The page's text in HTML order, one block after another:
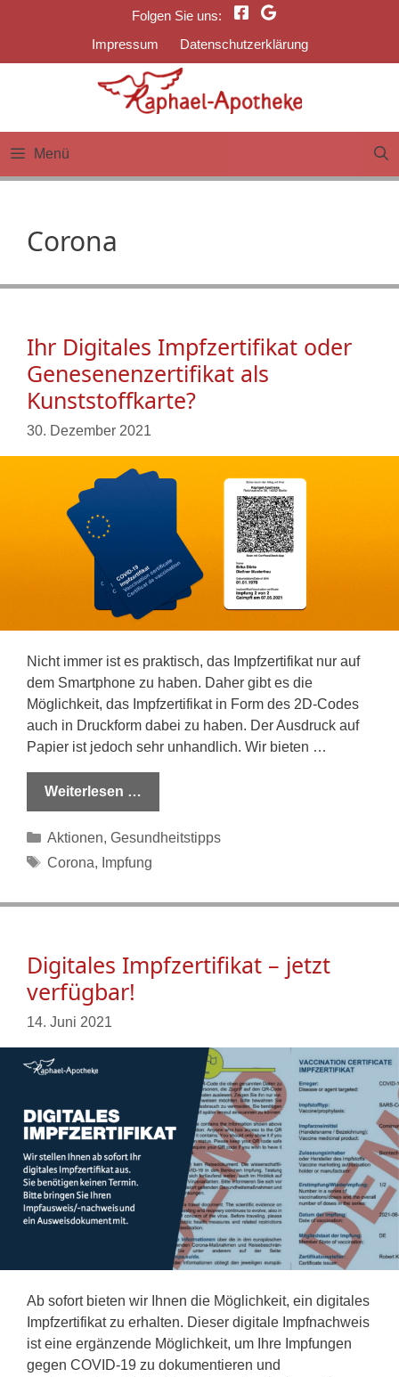
Folgen Sie uns:
Impressum
Datenschutzerklärung
Menü
Corona
Ihr Digitales Impfzertifikat oder
Genesenenzertifikat als
Kunststoffkarte?
30. Dezember 2021
Nicht immer ist es praktisch, das Impfzertifikat nur auf
dem Smartphone zu haben. Daher gibt es die
Möglichkeit, das Impfzertifikat in Form des 2D-Codes
auch in Druckform dabei zu haben. Der Ausdruck auf
Papier ist jedoch sehr unhandlich. Wir bieten …
Weiterlesen …
Kategorien
Aktionen, Gesundheitstipps
Schlagwörter
Corona, Impfung
Digitales Impfzertifikat – jetzt
verfügbar!
14. Juni 2021
Ab sofort bieten wir Ihnen die Möglichkeit, ein digitales
Impfzertifikat zu erhalten. Dieser digitale Impfnachweis
ist eine ergänzende Möglichkeit, um Ihre Impfungen
gegen COVID-19 zu dokumentieren und